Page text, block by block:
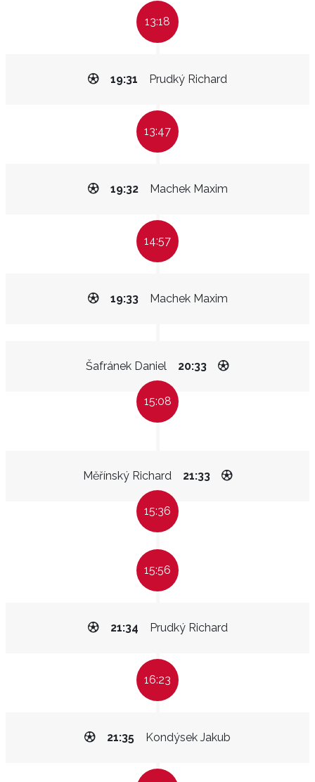
13:18
Prudký Richard
19:31
13:47
Machek Maxim
19:32
14:57
Machek Maxim
19:33
Šafránek Daniel 20:33
15:08
Měřínský Richard 21:33
15:36
15:56
Prudký Richard
21:34
16:23
Kondýsek Jakub
21:35